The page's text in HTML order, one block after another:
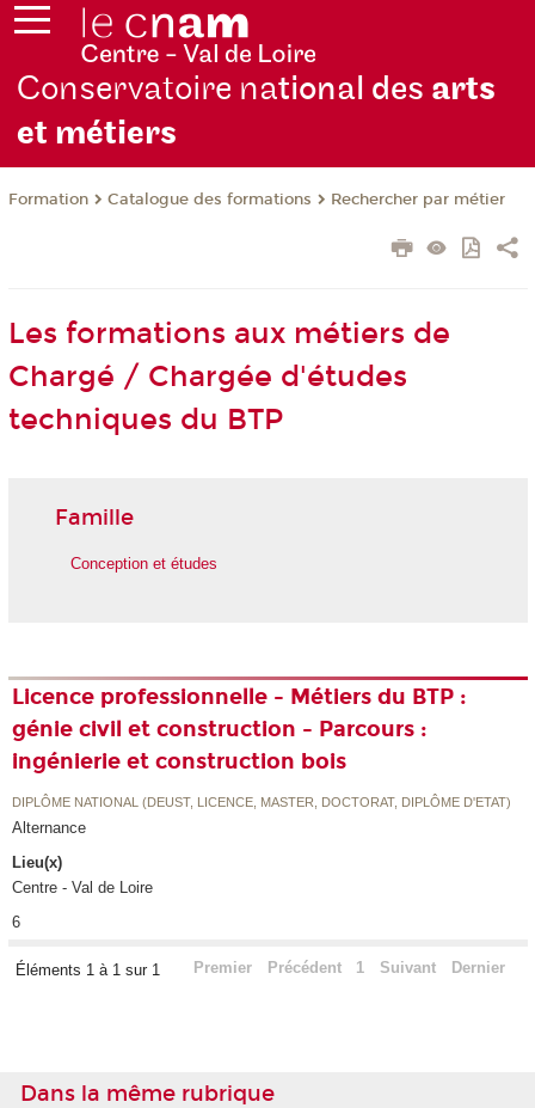
Conservatoire national des arts
et métiers
Formation Catalogue des formations Rechercher par métier
Les formations aux métiers de
Chargé / Chargée d'études
techniques du BTP
Famille
Conception et études
Licence professionnelle - Métiers du BTP :
génie civil et construction - Parcours :
ingénierie et construction bois
DIPLÔME NATIONAL (DEUST, LICENCE, MASTER, DOCTORAT, DIPLÔME D'ETAT)
Alternance
Lieu(x)
Centre - Val de Loire
6
Éléments 1 à 1 sur 1 Premier Précédent 1 Suivant Dernier
Dans la même rubrique